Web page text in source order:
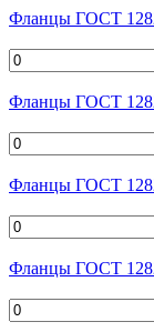
Фланцы ГОСТ
Фланцы ГОСТ
Фланцы ГОСТ
Фланцы ГОСТ